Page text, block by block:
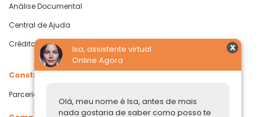
Isa, assistente virtual
Online Agora
Olá, meu nome é Isa, antes de mais
nada gostaria de saber como posso te
Análise Documental
Central de Ajuda
Crédito com Garantia de Imóvel
Construtoras
Parcerias Imobiliárias